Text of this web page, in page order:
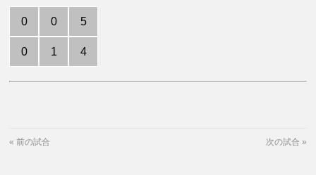
0
0
0
1
5
4
«前の試合 次の試合 »